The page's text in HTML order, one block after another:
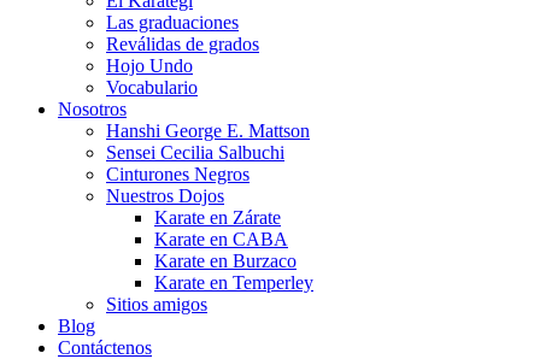
Las graduaciones
Reválidas de grados
Hojo Undo
Vocabulario
Nosotros
Hanshi George E. Mattson
Sensei Cecilia Salbuchi
Cinturones Negros
Nuestros Dojos
Karate en Zárate
Karate en CABA
Karate en Burzaco
Karate en Temperley
Sitios amigos
Blog
Contáctenos